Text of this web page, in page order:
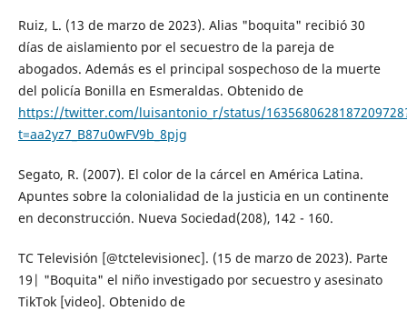
Ruiz, L. (13 de marzo de 2023). Alias "boquita" recibió 30
días de aislamiento por el secuestro de la pareja de
abogados. Además es el principal sospechoso de la muerte
del policía Bonilla en Esmeraldas. Obtenido de
https://twitter.com/luisantonio_r/status/
t=aa2yz7_B87u0wFV9b_8pjg
Segato, R. (2007). El color de la cárcel en América Latina.
Apuntes sobre la colonialidad de la justicia en un continente
en deconstrucción. Nueva Sociedad(208), 142 - 160.
TC Televisión [@tctelevisionec]. (15 de marzo de 2023). Parte
19| "Boquita" el niño investigado por secuestro y asesinato
TikTok [video]. Obtenido de